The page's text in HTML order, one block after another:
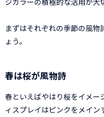
まずはそれぞれの季節の風
ょう。
春は桜が風物詩
春といえばやはり桜をイメー
ィスプレイはピンクをメイ